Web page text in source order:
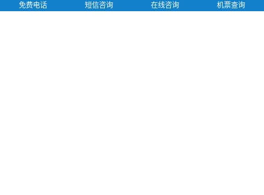
发表评论：
免费电话 短信咨询 在线咨询 机票查询